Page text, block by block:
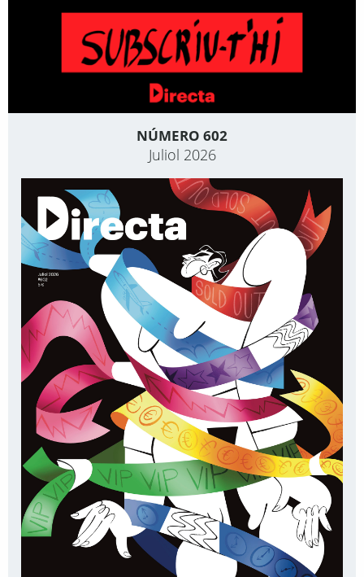
NÚMERO 602
Juliol 2026